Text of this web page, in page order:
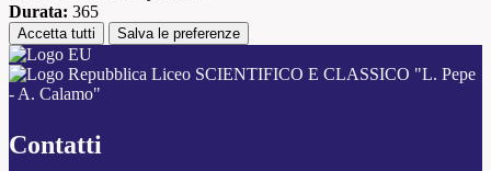
Durata: 365
Accetta tutti Salva le preferenze
Liceo SCIENTIFICO E CLASSICO "L. Pepe
- A. Calamo"
Contatti